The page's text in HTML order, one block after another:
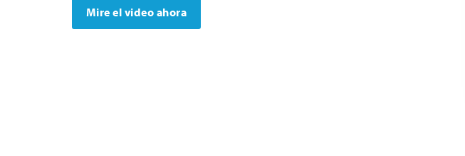
Mire el video ahora